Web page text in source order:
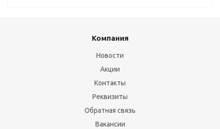
Компания
Новости
Акции
Контакты
Реквизиты
Обратная связь
Вакансии